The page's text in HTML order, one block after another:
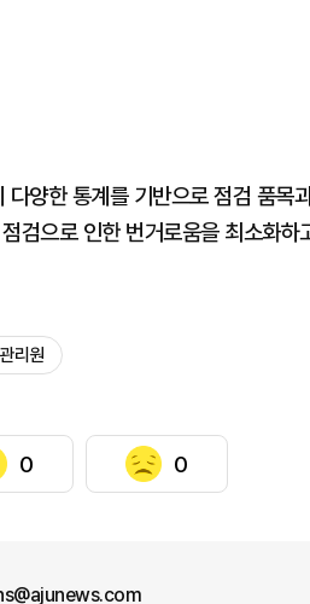
양한 통계를 기반으로 점검 품목
검으로 인한 번거로움을 최소화하
리원
0 0